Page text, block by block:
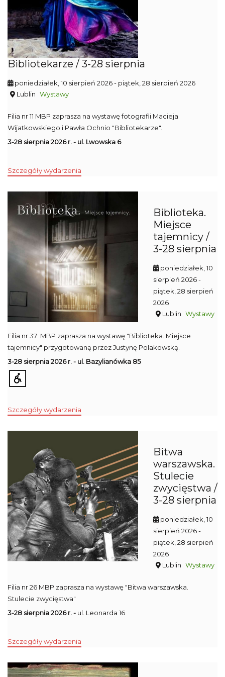
Bibliotekarze / 3-28 sierpnia
poniedziałek, 10 sierpień 2026- piątek, 28 sierpień 2026
Lublin Wystawy
Filia nr 11 MBP zaprasza na wystawę fotografii Macieja
Wijatkowskiego i Pawła Ochnio "Bibliotekarze".
3-28 sierpnia 2026 r. - ul. Lwowska 6
Szczegóły wydarzenia
Biblioteka.
Miejsce
tajemnicy /
3-28 sierpnia
poniedziałek, 10
sierpień 2026-
piątek, 28 sierpień
2026
Lublin Wystawy
Filia nr 37 MBP zaprasza na wystawę "Biblioteka. Miejsce
tajemnicy" przygotowaną przez Justynę Polakowską.
3-28 sierpnia 2026 r. - ul. Bazylianówka 85
Szczegóły wydarzenia
Bitwa
warszawska.
Stulecie
zwycięstwa /
3-28 sierpnia
poniedziałek, 10
sierpień 2026-
piątek, 28 sierpień
2026
Lublin Wystawy
Filia nr 26 MBP zaprasza na wystawę "Bitwa warszawska.
Stulecie zwycięstwa"
3-28 sierpnia 2026 r. - ul. Leonarda 16
Szczegóły wydarzenia